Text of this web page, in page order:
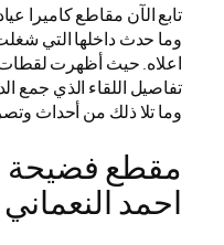
تابع الآن مقاطع كاميرا
وما حدث داخلها التي
اعلاه. حيث أظهرت لقطات
تفاصيل اللقاء الذي جمع
وما تلا ذلك من أحداث
مقطع فضيحة
احمد